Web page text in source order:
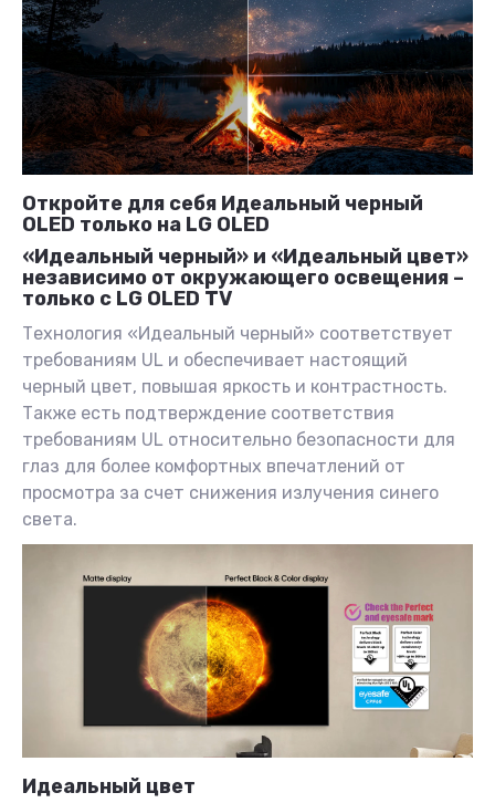
Откройте для себя Идеальный черный
OLED только на LG OLED
«Идеальный черный» и «Идеальный цвет»
независимо от окружающего освещения –
только с LG OLED TV
Технология «Идеальный черный» соответствует
требованиям UL и обеспечивает настоящий
черный цвет, повышая яркость и контрастность.
Также есть подтверждение соответствия
требованиям UL относительно безопасности для
глаз для более комфортных впечатлений от
просмотра за счет снижения излучения синего
света.
Идеальный цвет